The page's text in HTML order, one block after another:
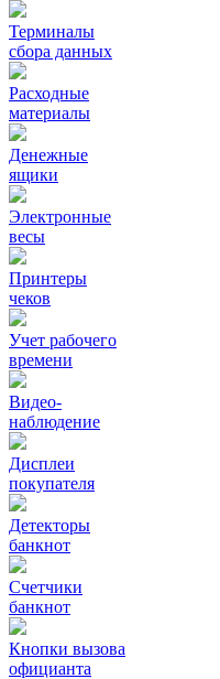
Терминалы
сбора данных
Расходные
материалы
Денежные
ящики
Электронные
весы
Принтеры
чеков
Учет рабочего
времени
Видео‑
наблюдение
Дисплеи
покупателя
Детекторы
банкнот
Счетчики
банкнот
Кнопки вызова
официанта